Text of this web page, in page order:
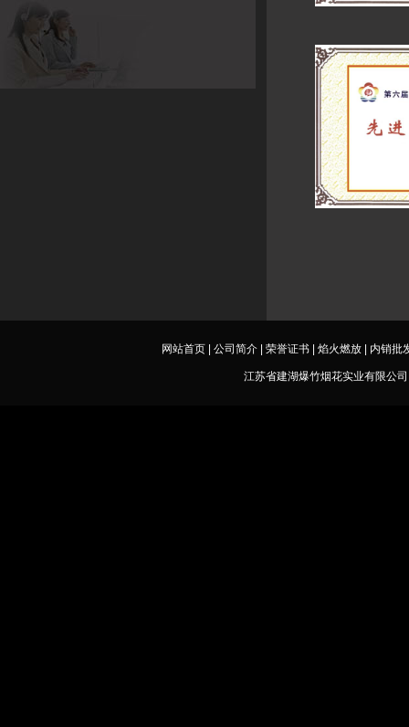
网站首页 公司简介 荣誉证书 焰火燃放 内销批
江苏省建湖爆竹烟花实业有限公司